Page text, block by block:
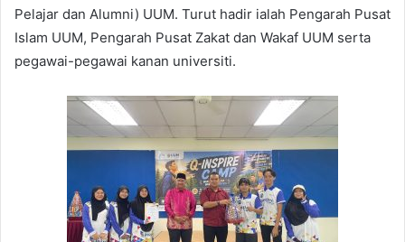
Pelajar dan Alumni) UUM. Turut hadir ialah Pengarah Pusat
Islam UUM, Pengarah Pusat Zakat dan Wakaf UUM serta
pegawai-pegawai kanan universiti.